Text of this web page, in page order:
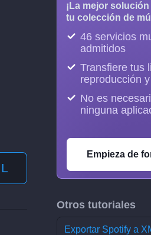
¡La mejor
tu colección de
46 servicios
admitidos
Transfiere tus
reproducción
No es
ninguna
Empieza de
Otros tutoriales
Exportar Spotify a